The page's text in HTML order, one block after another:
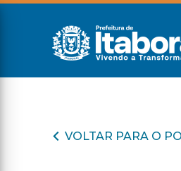
VOLTAR PARA O